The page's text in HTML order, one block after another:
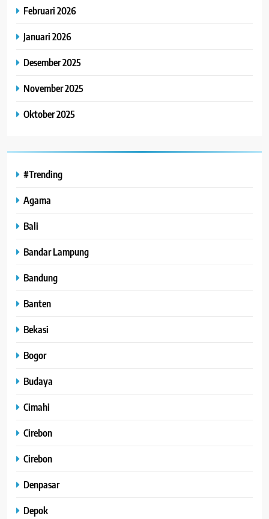
Februari 2026
Januari 2026
Desember 2025
November 2025
Oktober 2025
#Trending
Agama
Bali
Bandar Lampung
Bandung
Banten
Bekasi
Bogor
Budaya
Cimahi
Cirebon
Cirebon
Denpasar
Depok